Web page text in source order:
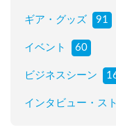
ギア・グッズ 91
イベント 60
ビジネスシーン
インタビュー・ス